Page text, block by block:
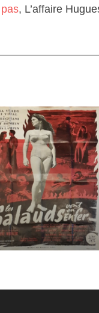
, L’affaire